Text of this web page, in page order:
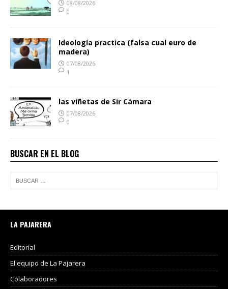
08/08/2026
0
Ideología practica (falsa cual euro de
madera)
07/08/2026
1
las viñetas de Sir Cámara
07/08/2026
0
BUSCAR EN EL BLOG
LA PAJARERA
Editorial
El equipo de La Pajarera
Colaboradores